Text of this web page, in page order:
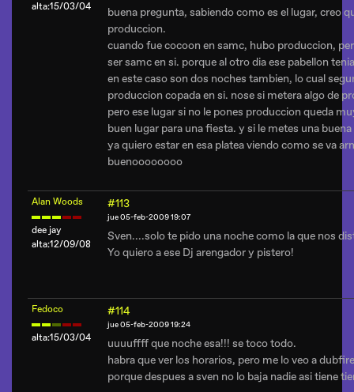
alta:15/03/04
buena pregunta, sabiendo como es el lugar, creo
produccion.
cuando fue cocoon en samc, hubo produccion,
ser samc en si. porque al otro dia ese pabellon
en este caso son dos noches tambien, lo cual
produccion copada en si. nose si metera algo de
pero ese lugar si no le pones produccion queda
buen lugar para una fiesta. y si le metes una
ya quiero estar en esa platea viendo como se va
buenoooooooo
Alan Woods
dee jay
alta:12/09/08
#113
jue 05-feb-2009 19:07
Sven....solo te pido una noche como la que nos
Yo quiero a ese Dj arengador y pistero!
Fedoco
alta:15/03/04
#114
jue 05-feb-2009 19:24
uuuuffff que noche esa!!! se toco todo.
habra que ver los horarios, pero me lo veo a
porque despues a sven no lo baja nadie asi tiene